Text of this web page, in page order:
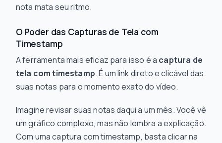
nota mata seu ritmo.
O Poder das Capturas de Tela com
Timestamp
A ferramenta mais eficaz para isso é a captura de
tela com timestamp. É um link direto e clicável das
suas notas para o momento exato do vídeo.
Imagine revisar suas notas daqui a um mês. Você vê
um gráfico complexo, mas não lembra a explicação.
Com uma captura com timestamp, basta clicar na